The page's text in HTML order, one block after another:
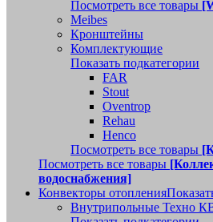
Посмотреть все товары
Meibes
Кронштейны
Комплектующие
Показать подкатегории
FAR
Stout
Oventrop
Rehau
Henco
Посмотреть все товары
Посмотреть все товары
водоснабжения]
Конвекторы отопления
Внутрипольные Техно